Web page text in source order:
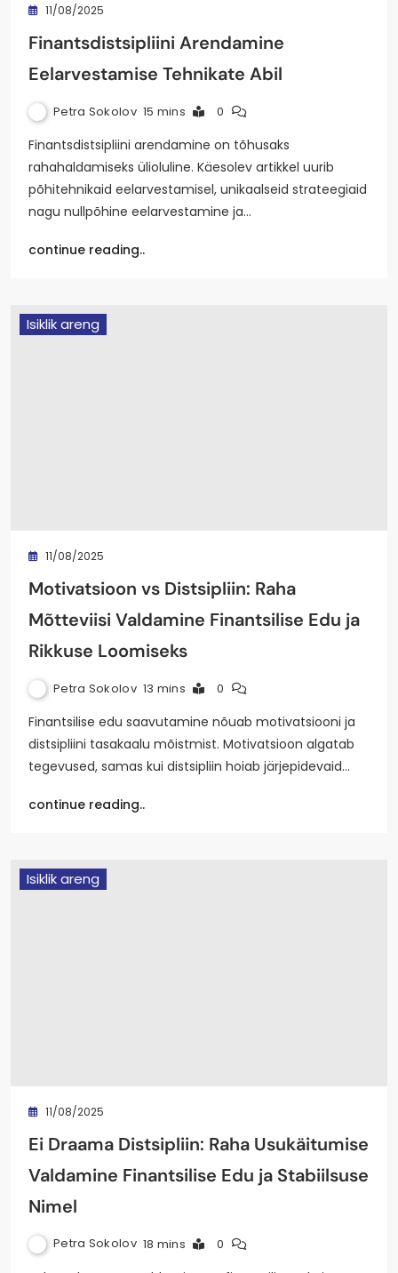
11/08/2025
Finantsdistsipliini Arendamine
Eelarvestamise Tehnikate Abil
Petra Sokolov 15 mins 0
Finantsdistsipliini arendamine on tõhusaks
rahahaldamiseks ülioluline. Käesolev artikkel uurib
põhitehnikaid eelarvestamisel, unikaalseid strateegiaid
nagu nullpõhine eelarvestamine ja…
continue reading..
Isiklik areng
11/08/2025
Motivatsioon vs Distsipliin: Raha
Mõtteviisi Valdamine Finantsilise Edu ja
Rikkuse Loomiseks
Petra Sokolov 13 mins 0
Finantsilise edu saavutamine nõuab motivatsiooni ja
distsipliini tasakaalu mõistmist. Motivatsioon algatab
tegevused, samas kui distsipliin hoiab järjepidevaid…
continue reading..
Isiklik areng
11/08/2025
Ei Draama Distsipliin: Raha Usukäitumise
Valdamine Finantsilise Edu ja Stabiilsuse
Nimel
Petra Sokolov 18 mins 0